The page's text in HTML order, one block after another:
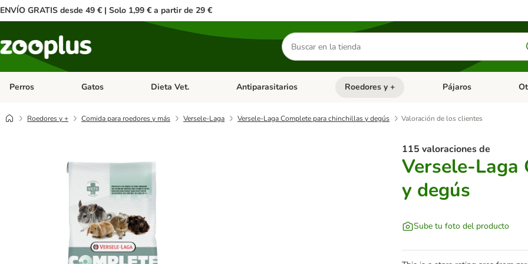
ENVÍO GRATIS desde 49 € | Solo 1,99 € a partir de 29 €
Buscar
productos
Perros Menú de categoria abierto: Perros
Gatos Menú de categoria abierto: Gatos
Dieta Vet. Menú de categoria abierto: Dieta Vet.
Antiparasitarios Menú de categoria abierto: Antiparasitarios
Roedores y + Menú de categoria
Pájaros
Roedores y + Comida para roedores y más Versele-Laga Versele-Laga Complete para chinchillas y degús Valoración de los clientes
115 valoraciones de
Versele-Laga
y degús
Sube tu foto del producto